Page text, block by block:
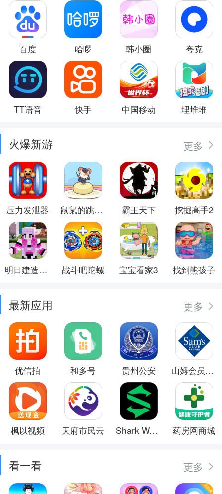
百度 哈啰 韩小圈 夸克
TT语音 快手 中国移动 埋堆堆
火爆新游 更多
压力发泄器 鼠鼠的跳跃冒险 霸王天下 挖掘高手2
明日建造大师 战斗吧陀螺 宝宝看家3 找到熊孩子
最新应用 更多
优信拍 和多号 贵州公安 山姆会员商店
枫以视频 天府市民云 Shark Wear 药房网商城
看一看 更多